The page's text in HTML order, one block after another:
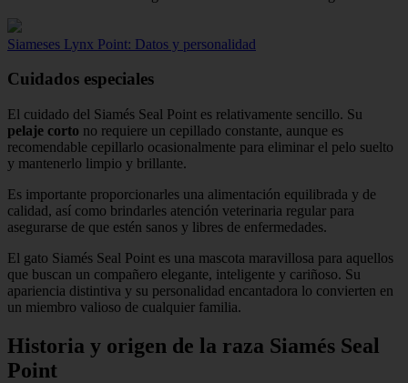
Siameses Lynx Point: Datos y personalidad
Cuidados especiales
El cuidado del Siamés Seal Point es relativamente sencillo. Su
pelaje corto no requiere un cepillado constante, aunque es
recomendable cepillarlo ocasionalmente para eliminar el pelo suelto
y mantenerlo limpio y brillante.
Es importante proporcionarles una alimentación equilibrada y de
calidad, así como brindarles atención veterinaria regular para
asegurarse de que estén sanos y libres de enfermedades.
El gato Siamés Seal Point es una mascota maravillosa para aquellos
que buscan un compañero elegante, inteligente y cariñoso. Su
apariencia distintiva y su personalidad encantadora lo convierten en
un miembro valioso de cualquier familia.
Historia y origen de la raza Siamés Seal
Point